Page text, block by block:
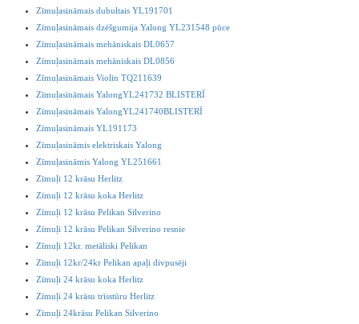
Zīmuļasināmais dubultais YL191701
Zīmuļasināmais dzēšgumija Yalong YL231548 pūce
Zīmuļasināmais mehāniskais DL0657
Zīmuļasināmais mehāniskais DL0856
Zīmuļasināmais Violin TQ211639
Zīmuļasināmais YalongYL241732 BLISTERĪ
Zīmuļasināmais YalongYL241740BLISTERĪ
Zīmuļasināmais YL191173
Zīmuļasināmis elektriskais Yalong
Zīmuļasināmis Yalong YL251661
Zīmuļi 12 krāsu Herlitz
Zīmuļi 12 krāsu koka Herlitz
Zīmuļi 12 krāsu Pelikan Silverino
Zīmuļi 12 krāsu Pelikan Silverino resnie
Zīmuļi 12kr. metāliski Pelikan
Zīmuļi 12kr/24kr Pelikan apaļi divpusēji
Zīmuļi 24 krāsu koka Herlitz
Zīmuļi 24 krāsu trīsstūru Herlitz
Zīmuļi 24krāsu Pelikan Silverino